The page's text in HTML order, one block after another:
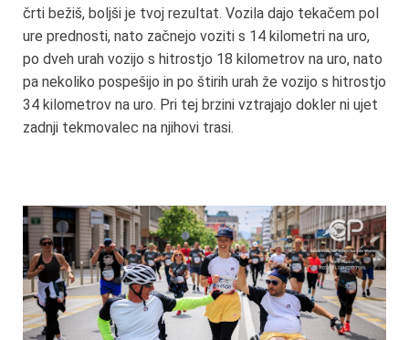
črti bežiš, boljši je tvoj rezultat. Vozila dajo tekačem pol
ure prednosti, nato začnejo voziti s 14 kilometri na uro,
po dveh urah vozijo s hitrostjo 18 kilometrov na uro, nato
pa nekoliko pospešijo in po štirih urah že vozijo s hitrostjo
34 kilometrov na uro. Pri tej brzini vztrajajo dokler ni ujet
zadnji tekmovalec na njihovi trasi.